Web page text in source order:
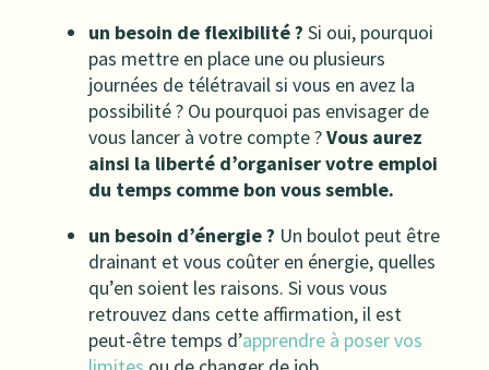
un besoin de flexibilité ? Si oui, pourquoi
pas mettre en place une ou plusieurs
journées de télétravail si vous en avez la
possibilité ? Ou pourquoi pas envisager de
vous lancer à votre compte ?Vous aurez
ainsi la liberté d’organiser votre emploi
du temps comme bon vous semble.
un besoin d’énergie ? Un boulot peut être
drainant et vous coûter en énergie, quelles
qu’en soient les raisons. Si vous vous
retrouvez dans cette affirmation, il est
peut-être temps d’apprendre à poser vos